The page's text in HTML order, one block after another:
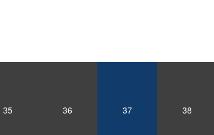
35 36 37 38